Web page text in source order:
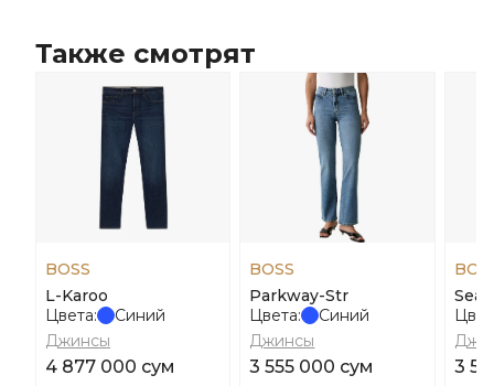
Также смотрят
BOSS
L-Karoo
Цвета:
Синий
Джинсы
4 877 000 сум
BOSS
Parkway-Str
Цвета:
Синий
Джинсы
3 555 000 сум 3